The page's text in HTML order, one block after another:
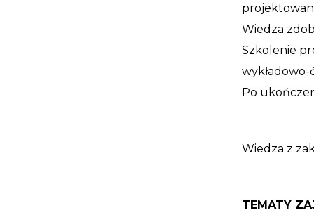
Wiedza
Szkolenie
Po
Wiedza z
TEMATY